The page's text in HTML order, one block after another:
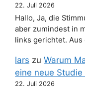
22. Juli 2026
Hallo, Ja, die
aber zumindest in
links gerichtet.
lars zu Warum
eine neue
22. Juli 2026